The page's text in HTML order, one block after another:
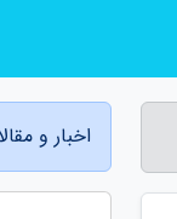
اخبار و